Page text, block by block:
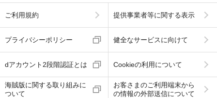
ご利用規約 提供事業者等に関する表示
プライバシーポリシー 健全なサービスに向けて
dアカウント2段階認証とは Cookieの利用について
海賊版に関する取り組みに
ついて
お客さまのご利用端末から
の情報の外部送信について